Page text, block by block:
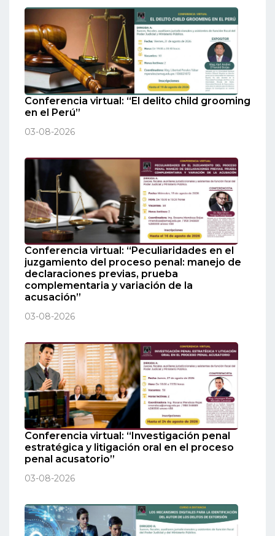
Conferencia virtual: “El delito child grooming
en el Perú”
03-08-2026
Conferencia virtual: “Peculiaridades en el
juzgamiento del proceso penal: manejo de
declaraciones previas, prueba
complementaria y variación de la
acusación”
03-08-2026
Conferencia virtual: “Investigación penal
estratégica y litigación oral en el proceso
penal acusatorio”
03-08-2026